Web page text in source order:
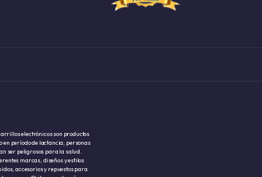
electrónicos son productos
en período de lactancia; personas
ser peligrosos para la salud.
marcas, diseños y estilos
accesorios y repuestos para